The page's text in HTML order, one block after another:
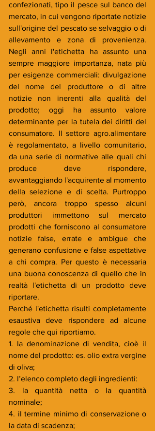
confezionati, tipo il pesce sul banco del
mercato, in cui vengono riportate notizie
sull'origine del pescato se selvaggio o di
allevamento e zona di provenienza.
Negli anni l'etichetta ha assunto una
sempre maggiore importanza, nata più
per esigenze commerciali: divulgazione
del nome del produttore o di altre
notizie non inerenti alla qualità del
prodotto; oggi ha assunto valore
determinante per la tutela dei diritti del
consumatore. Il settore agro.alimentare
è regolamentato, a livello comunitario,
da una serie di normative alle quali chi
produce deve rispondere,
avvantaggiando l'acquirente al momento
della selezione e di scelta. Purtroppo
però, ancora troppo spesso alcuni
produttori immettono sul mercato
prodotti che forniscono al consumatore
notizie false, errate e ambigue che
generano confusione e false aspettative
a chi compra. Per questo è necessaria
una buona conoscenza di quello che in
realtà l'etichetta di un prodotto deve
riportare.
Perché l'etichetta risulti completamente
esaustiva deve rispondere ad alcune
regole che qui riportiamo.
1. la denominazione di vendita, cioè il
nome del prodotto: es. olio extra vergine
di oliva;
2. l’elenco completo degli ingredienti:
3. la quantità netta o la quantità
nominale;
4. il termine minimo di conservazione o
la data di scadenza;